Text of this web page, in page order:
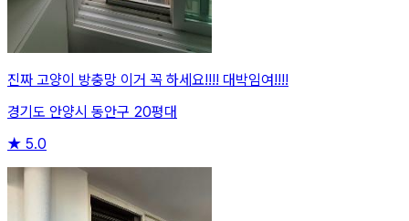
진짜 고양이 방충망 이거 꼭 하세요!!!! 대박임여!!!!
경기도 안양시 동안구 20평대
★ 5.0